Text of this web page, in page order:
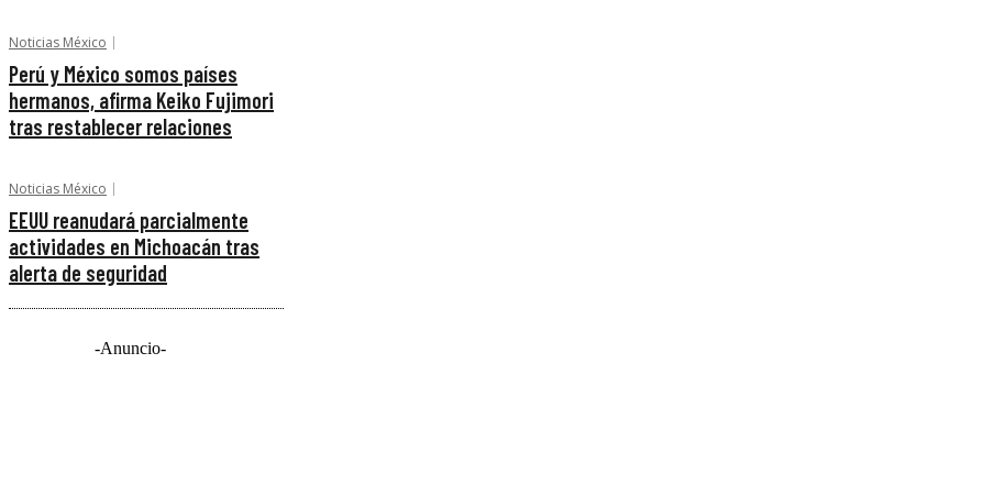
Noticias México
Perú y México somos países
hermanos, afirma Keiko Fujimori
tras restablecer relaciones
Noticias México
EEUU reanudará parcialmente
actividades en Michoacán tras
alerta de seguridad
-Anuncio-